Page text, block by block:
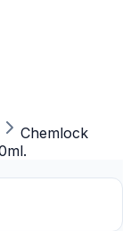
Chemlock